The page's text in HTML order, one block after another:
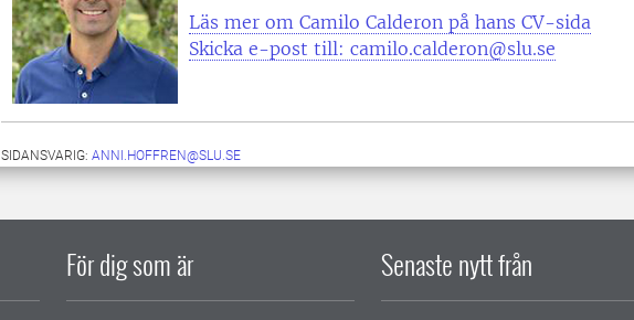
Läs mer om Camilo Calderon på hans CV-sida
Skicka e-post till: camilo.calderon@slu.se
SIDANSVARIG: ANNI.HOFFREN@SLU.SE
För dig som är Senaste nytt från